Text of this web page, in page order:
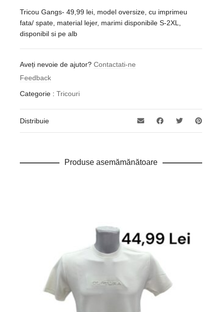
Tricou Gangs- 49,99 lei, model oversize, cu imprimeu
fata/ spate, material lejer, marimi disponibile S-2XL,
disponibil si pe alb
Aveți nevoie de ajutor? Contactati-ne
Feedback
Categorie : Tricouri
Distribuie
Produse asemămănătoare